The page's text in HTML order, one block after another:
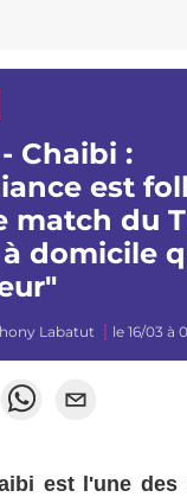
Chaibi :
est
match du
domicile
Labatut le 16/03 à
est l'une